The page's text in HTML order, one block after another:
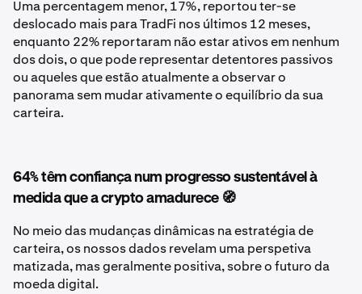
Uma percentagem menor, 17%, reportou ter-se
deslocado mais para TradFi nos últimos 12 meses,
enquanto 22% reportaram não estar ativos em nenhum
dos dois, o que pode representar detentores passivos
ou aqueles que estão atualmente a observar o
panorama sem mudar ativamente o equilíbrio da sua
carteira.
64% têm confiança num progresso sustentável à
medida que a crypto amadurece 🧭
No meio das mudanças dinâmicas na estratégia de
carteira, os nossos dados revelam uma perspetiva
matizada, mas geralmente positiva, sobre o futuro da
moeda digital.